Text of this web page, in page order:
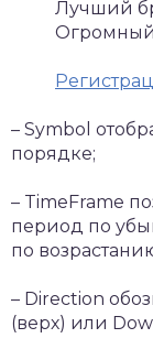
Лучший
Огромный
– Symbol
порядке;
– TimeFrame
период по
по
– Direction
(верх) или